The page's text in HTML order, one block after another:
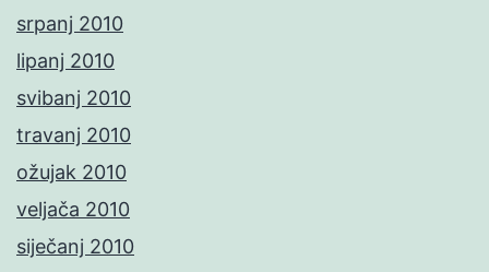
srpanj 2010
lipanj 2010
svibanj 2010
travanj 2010
ožujak 2010
veljača 2010
siječanj 2010